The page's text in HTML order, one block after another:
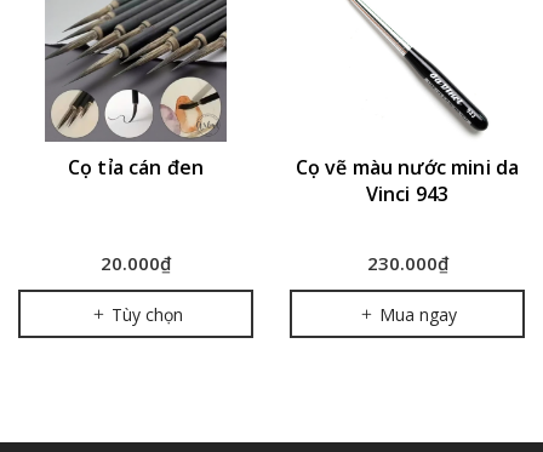
Cọ tỉa cán đen
20.000₫
Tùy chọn
Cọ vẽ màu nước mini da
Vinci 943
230.000₫
Mua ngay